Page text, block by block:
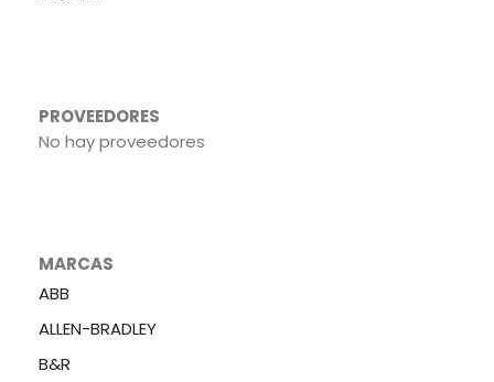
PROVEEDORES
No hay proveedores
MARCAS
ABB
ALLEN-BRADLEY
B&R